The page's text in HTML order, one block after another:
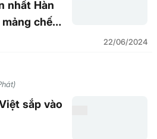
nhất Hàn
chế
22/06/2024
sắp vào